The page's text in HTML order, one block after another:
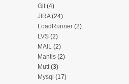
Git(4)
JIRA(24)
LoadRunner(2)
LVS(2)
MAIL (2)
Mantis(2)
Mutt(3)
Mysql (17)